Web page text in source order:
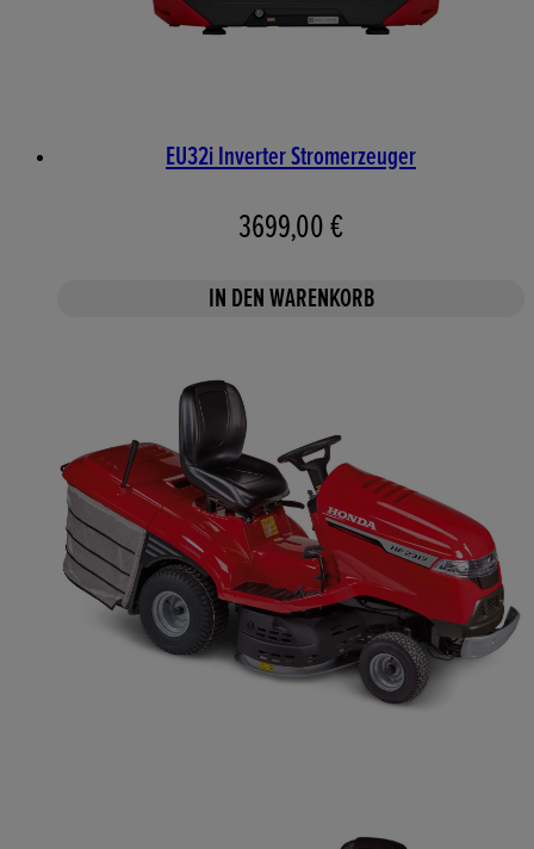
EU32i Inverter Stromerzeuger
3699,00 €
IN DEN WARENKORB